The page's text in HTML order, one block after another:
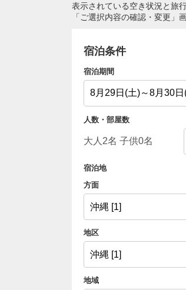
表示されている空き状況と旅
「ご選択内容の確認・変更」
宿泊条件
宿泊期間
人数・部屋数
宿泊地
方面
地区
地域